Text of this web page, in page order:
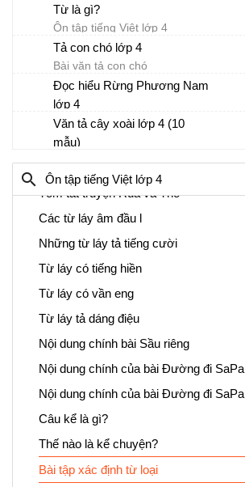
Ôn tập tiếng Việt lớp 4
Từ là gì?
Ôn tập tiếng Việt lớp 4
Tả con chó lớp 4
Bài văn tả con chó
Đọc hiểu Rừng Phương Nam
lớp 4
Tiếng Việt lớp 4
Văn tả cây xoài lớp 4 (10
mẫu)
Tả cây xoài trong vườn nhà em
Ôn tập tiếng Việt lớp 4
Động từ là gì
Tính từ là gì
Từ láy là gì
Từ phức là gì?
Biện pháp tu từ trong bài Cô giáo lớp em
Biện pháp tu từ trong bài Cổng làng
Những từ ghép có thanh ngã là gì?
Tóm tắt truyện Rùa và Thỏ
Các từ láy âm đầu l
Những từ láy tả tiếng cười
Từ láy có tiếng hiền
Từ láy có vần eng
Từ láy tả dáng điệu
Nội dung chính bài Sầu riêng
Nội dung chính của bài Đường đi SaPa
Nội dung chính của bài Đường đi SaPa
Câu kể là gì?
Thế nào là kể chuyện?
Bài tập xác định từ loại